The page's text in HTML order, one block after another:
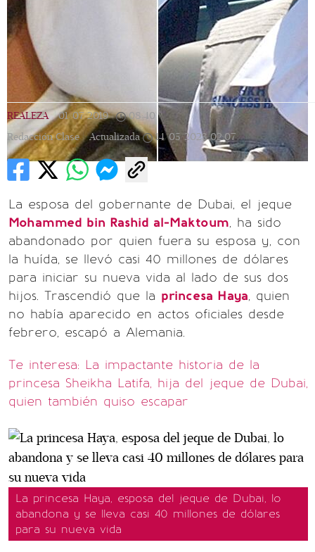
REALEZA | 01/07/2019 | 08:40 |
Redacción Clase |
Actualizada 14/05/2023 02:07
La esposa del gobernante de Dubai, el jeque
Mohammed bin Rashid al-Maktoum, ha sido
abandonado por quien fuera su esposa y, con
la huída, se llevó casi 40 millones de dólares
para iniciar su nueva vida al lado de sus dos
hijos. Trascendió que la princesa Haya, quien
no había aparecido en actos oficiales desde
febrero, escapó a Alemania.
Te interesa: La impactante historia de la
princesa Sheikha Latifa, hija del jeque de Dubai,
quien también quiso escapar
La princesa Haya, esposa del jeque de Dubai, lo
abandona y se lleva casi 40 millones de dólares
para su nueva vida